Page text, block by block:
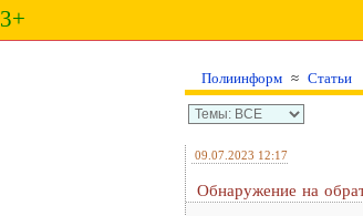
3+
Полиинформ ≈ Статьи
09.07.2023 12:17
Обнаружение на